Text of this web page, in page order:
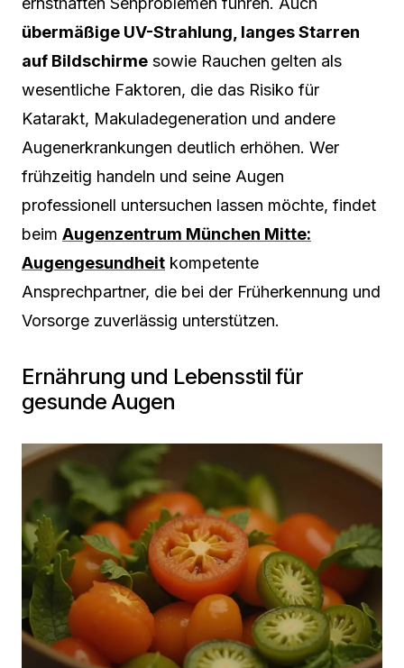
übermäßige UV-Strahlung, langes Starren
auf Bildschirme sowie Rauchen gelten als
wesentliche Faktoren, die das Risiko für
Katarakt, Makuladegeneration und andere
Augenerkrankungen deutlich erhöhen. Wer
frühzeitig handeln und seine Augen
professionell untersuchen lassen möchte, findet
beim Augenzentrum München Mitte:
Augengesundheit kompetente
Ansprechpartner, die bei der Früherkennung und
Vorsorge zuverlässig unterstützen.
Ernährung und Lebensstil für
gesunde Augen